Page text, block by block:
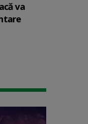
va